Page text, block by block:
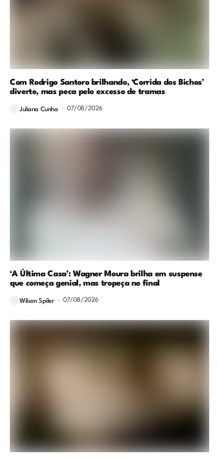
Com Rodrigo Santoro brilhando, ‘Corrida dos Bichos’
diverte, mas peca pelo excesso de tramas
Juliana Cunha 07/08/2026
‘A Última Casa’: Wagner Moura brilha em suspense
que começa genial, mas tropeça no final
Wilson Spiler 07/08/2026